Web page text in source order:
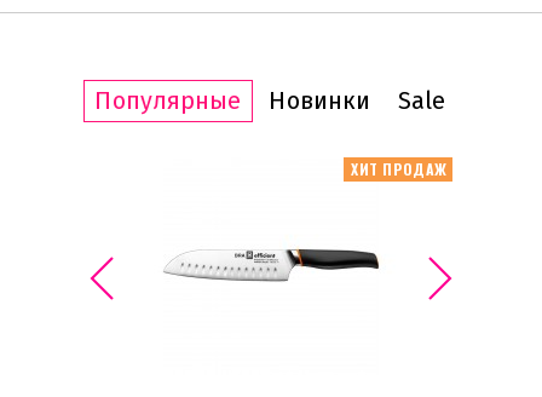
Популярные Новинки Sale
ХИТ ПРОДАЖ